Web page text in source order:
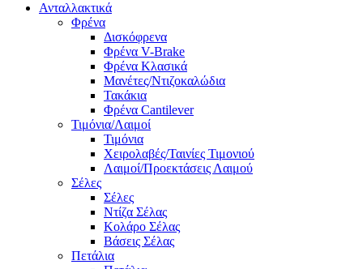
Ανταλλακτικά
Φρένα
Δισκόφρενα
Φρένα V-Brake
Φρένα Κλασικά
Μανέτες/Ντιζοκαλώδια
Τακάκια
Φρένα Cantilever
Τιμόνια/Λαιμοί
Τιμόνια
Χειρολαβές/Ταινίες Τιμονιού
Λαιμοί/Προεκτάσεις Λαιμού
Σέλες
Σέλες
Ντίζα Σέλας
Κολάρο Σέλας
Βάσεις Σέλας
Πετάλια